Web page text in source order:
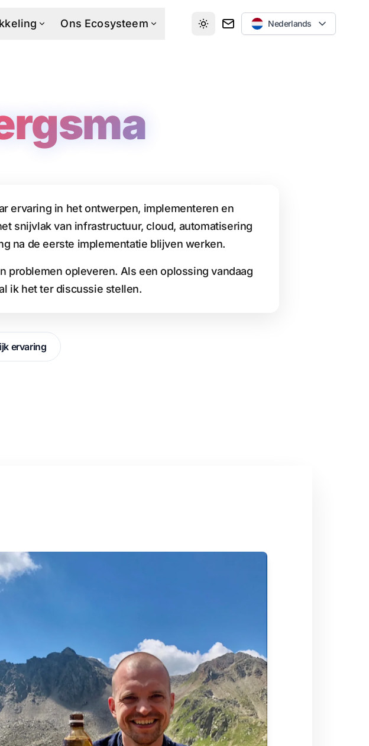
Ons Ecosysteem Nederlands
ervaring in het ontwerpen, implementeren en
snijvlak van infrastructuur, cloud, automatisering
na de eerste implementatie blijven werken.
opleveren. Als een oplossing vandaag
ik het ter discussie stellen.
ervaring